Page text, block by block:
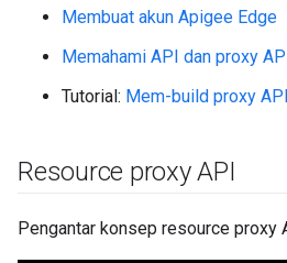
Membuat akun Apigee Edge
Memahami API dan proxy
Tutorial: Mem-build proxy
Resource proxy API
Pengantar konsep resource proxy